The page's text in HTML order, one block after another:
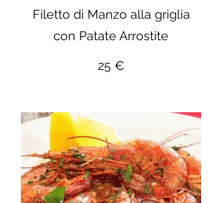
Filetto di Manzo alla griglia
con Patate Arrostite
25 €